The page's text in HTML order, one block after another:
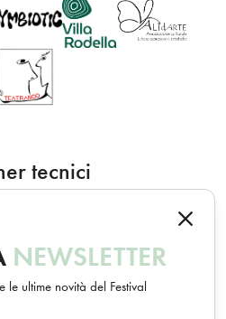
NEWSLETTER
le ultime novità del Festival
tecnici